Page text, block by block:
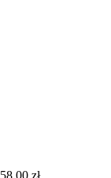
58,00 zł